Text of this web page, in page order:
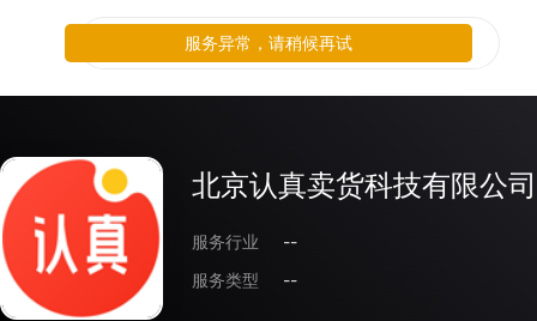
北京认真卖货科技有限公司
服务行业
--
服务类型
--
服务异常，请稍候再试